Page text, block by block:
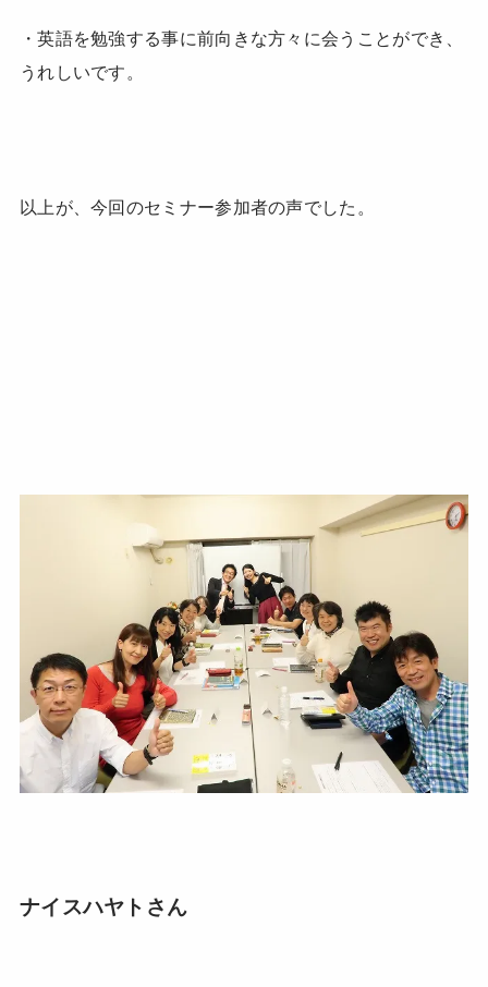
・英語を勉強する事に前向きな方々に会うことができ、
うれしいです。
以上が、今回のセミナー参加者の声でした。
ナイスハヤトさん